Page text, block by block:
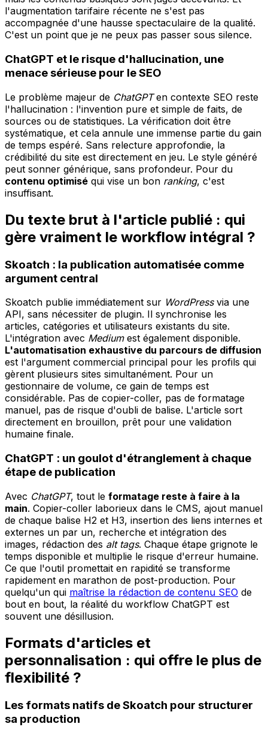
l'augmentation tarifaire récente ne s'est pas
accompagnée d'une hausse spectaculaire de la qualité.
C'est un point que je ne peux pas passer sous silence.
ChatGPT et le risque d'hallucination, une
menace sérieuse pour le SEO
Le problème majeur de ChatGPTen contexte SEO reste
l'hallucination : l'invention pure et simple de faits, de
sources ou de statistiques. La vérification doit être
systématique, et cela annule une immense partie du gain
de temps espéré. Sans relecture approfondie, la
crédibilité du site est directement en jeu. Le style généré
peut sonner générique, sans profondeur. Pour du
contenu optimisé qui vise un bon ranking, c'est
insuffisant.
Du texte brut à l'article publié : qui
gère vraiment le workflow intégral ?
Skoatch : la publication automatisée comme
argument central
Skoatch publie immédiatement sur WordPressvia une
API, sans nécessiter de plugin. Il synchronise les
articles, catégories et utilisateurs existants du site.
L'intégration avec Mediumest également disponible.
L'automatisation exhaustive du parcours de diffusion
est l'argument commercial principal pour les profils qui
gèrent plusieurs sites simultanément. Pour un
gestionnaire de volume, ce gain de temps est
considérable. Pas de copier-coller, pas de formatage
manuel, pas de risque d'oubli de balise. L'article sort
directement en brouillon, prêt pour une validation
humaine finale.
ChatGPT : un goulot d'étranglement à chaque
étape de publication
Avec ChatGPT, tout le formatage reste à faire à la
main. Copier-coller laborieux dans le CMS, ajout manuel
de chaque balise H2 et H3, insertion des liens internes et
externes un par un, recherche et intégration des
images, rédaction des alt tags. Chaque étape grignote le
temps disponible et multiplie le risque d'erreur humaine.
Ce que l'outil promettait en rapidité se transforme
rapidement en marathon de post-production. Pour
quelqu'un qui maîtrise la rédaction de contenu SEO de
bout en bout, la réalité du workflow ChatGPT est
souvent une désillusion.
Formats d'articles et
personnalisation : qui offre le plus de
flexibilité ?
Les formats natifs de Skoatch pour structurer
sa production